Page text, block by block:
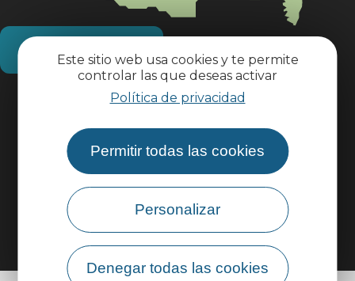
Este sitio web usa cookies y te permite
controlar las que deseas activar
Política de privacidad
Permitir todas las cookies
Personalizar
Denegar todas las cookies
Información práctica
Área profesional